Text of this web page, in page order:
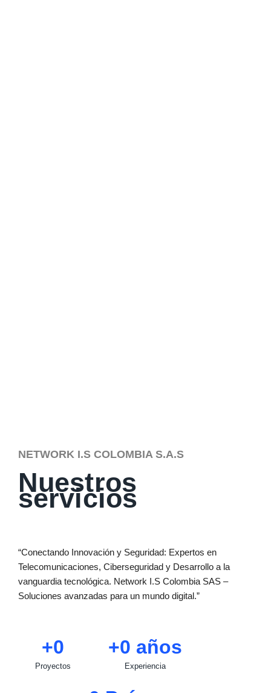
NETWORK I.S COLOMBIA S.A.S
Nuestros
servicios
“Conectando Innovación y Seguridad: Expertos en
Telecomunicaciones, Ciberseguridad y Desarrollo a la
vanguardia tecnológica. Network I.S Colombia SAS –
Soluciones avanzadas para un mundo digital.”
Proyectos
+0
Experiencia
+0 años